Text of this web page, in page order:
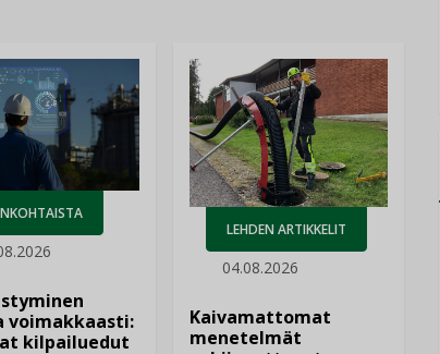
voimakkaasti:
kilpailuedut
LEHDEN ARTIKKELIT
04.08.2026
Kaivamattomat
menetelmät